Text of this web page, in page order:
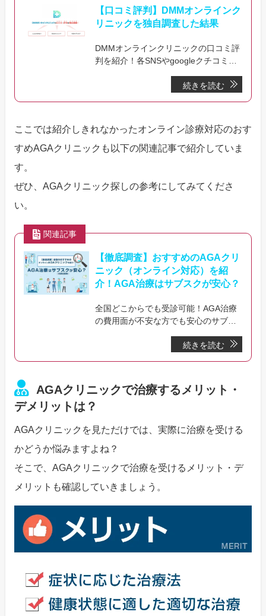
【口コミ評判】DMMオンラインク
リニックを独自調査した結果
DMMオンラインクリニックの口コミ評
判を紹介！各SNSやgoogleクチコミを
金やキャンセル方法などについても解
続きを読む
ここでは紹介しきれなかったオンライン診療対応のおす
すめAGAクリニックも以下の関連記事で紹介していま
す。
ぜひ、AGAクリニック探しの参考にしてみてくださ
い。
関連記事
【徹底調査】おすすめのAGAクリ
ニック（オンライン対応）を紹
介！AGA治療はサブスクが安心？
全国どこからでも受診可能！AGA治療
の費用面が不安な方でも安心のサブス
るオンラインAGAクリニックを厳選し
さい。
続きを読む
AGAクリニックで治療するメリット・
デメリットは？
AGAクリニックを見ただけでは、実際に治療を受ける
かどうか悩みますよね？
そこで、AGAクリニックで治療を受けるメリット・デ
メリットも確認していきましょう。